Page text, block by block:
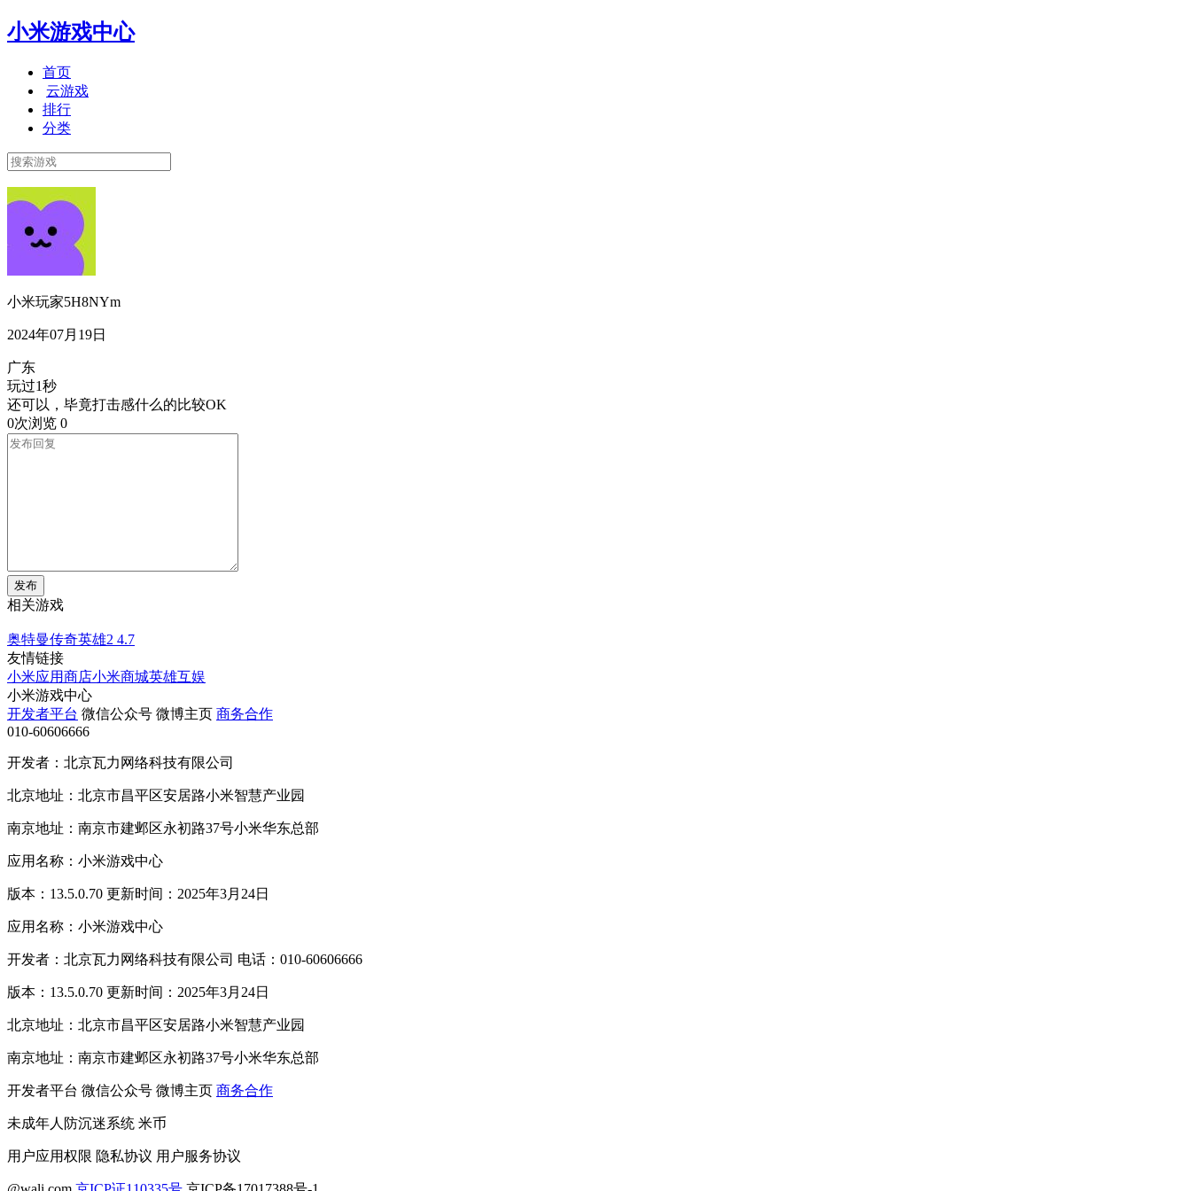
小米游戏中心
首页
云游戏
排行
分类
小米玩家5H8NYm
2024年07月19日
广东
玩过1秒
还可以，毕竟打击感什么的比较OK
0次浏览 0
发布
相关游戏
奥特曼传奇英雄2 4.7
友情链接
小米应用商店小米商城英雄互娱
小米游戏中心
开发者平台 微信公众号 微博主页 商务合作
010-60606666
开发者：北京瓦力网络科技有限公司
北京地址：北京市昌平区安居路小米智慧产业园
南京地址：南京市建邺区永初路37号小米华东总部
应用名称：小米游戏中心
版本：13.5.0.70 更新时间：2025年3月24日
应用名称：小米游戏中心
开发者：北京瓦力网络科技有限公司 电话：010-60606666
版本：13.5.0.70 更新时间：2025年3月24日
北京地址：北京市昌平区安居路小米智慧产业园
南京地址：南京市建邺区永初路37号小米华东总部
开发者平台 微信公众号 微博主页 商务合作
未成年人防沉迷系统 米币
用户应用权限 隐私协议 用户服务协议